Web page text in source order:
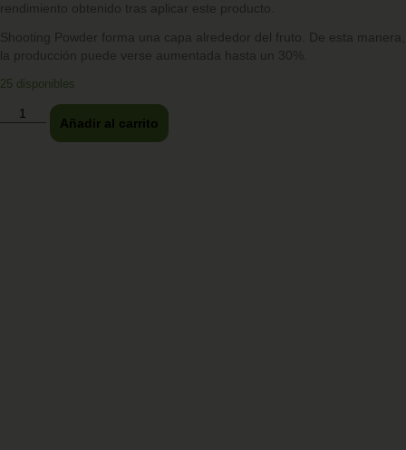
rendimiento obtenido tras aplicar este producto.
Shooting Powder forma una capa alrededor del fruto. De esta manera,
la producción puede verse aumentada hasta un 30%.
25 disponibles
Añadir al carrito